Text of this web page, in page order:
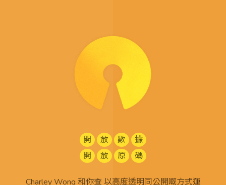
開 放 數
據
開
放 原 碼
Charley Wong 和你查 以高度透明同公開嘅方式運